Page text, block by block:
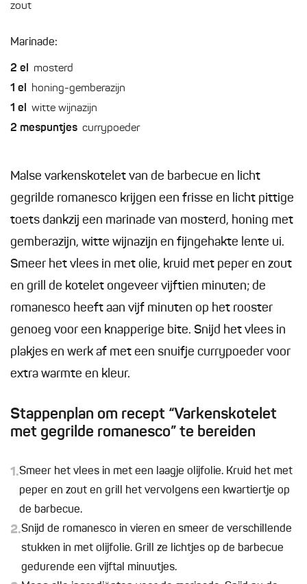
zout
Marinade:
2 el mosterd
1 el honing-gemberazijn
1 el witte wijnazijn
2 mespuntjes currypoeder
Malse varkenskotelet van de barbecue en licht
gegrilde romanesco krijgen een frisse en licht pittige
toets dankzij een marinade van mosterd, honing met
gemberazijn, witte wijnazijn en fijngehakte lente ui.
Smeer het vlees in met olie, kruid met peper en zout
en grill de kotelet ongeveer vijftien minuten; de
romanesco heeft aan vijf minuten op het rooster
genoeg voor een knapperige bite. Snijd het vlees in
plakjes en werk af met een snuifje currypoeder voor
extra warmte en kleur.
Stappenplan om recept “Varkenskotelet
met gegrilde romanesco” te bereiden
1.Smeer het vlees in met een laagje olijfolie. Kruid het met
peper en zout en grill het vervolgens een kwartiertje op
de barbecue.
2.Snijd de romanesco in vieren en smeer de verschillende
stukken in met olijfolie. Grill ze lichtjes op de barbecue
gedurende een vijftal minuutjes.